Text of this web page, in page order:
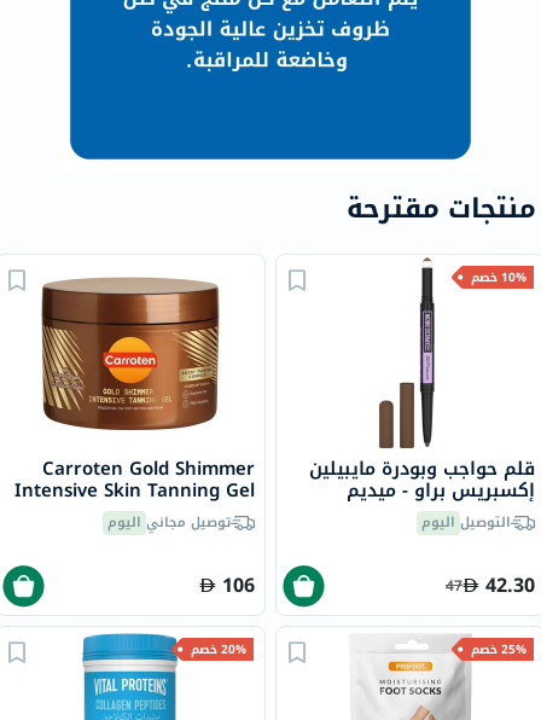
منتجات مقترحة
10% خصم
قلم حواجب وبودرة مايبيلين
إكسبريس براو - ميديم
براون/02التوصيل اليوم
42.30
47
Carroten Gold Shimmer
Intensive Skin Tanning Gel
150mlتوصيل مجاني اليوم
106
25% خصم 20% خصم